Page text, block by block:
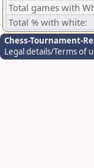
Total games with
Total % with white:
Chess-Tournament-
Legal details/Terms of